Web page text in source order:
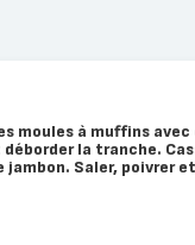
moules à muffins
la tranche.
jambon. Saler, poivrer